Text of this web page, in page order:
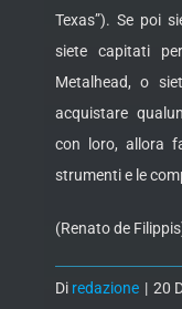
Texas”). Se poi
siete capitati
Metalhead, o
acquistare
con loro, allora
strumenti e le
(Renato de
Di redazione | 20